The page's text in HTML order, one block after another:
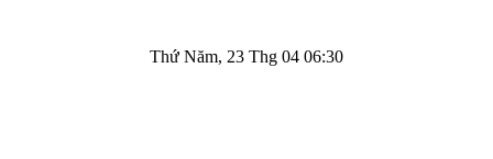
Thứ Năm, 23 Thg 04 06:30